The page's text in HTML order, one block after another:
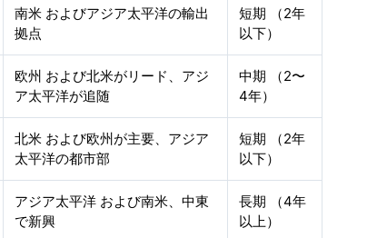
南米 およびアジア太平洋の輸出
拠点
短期 （2年
以下）
欧州 および北米がリード、アジ
ア太平洋が追随
中期 （2〜
4年）
北米 および欧州が主要、アジア
太平洋の都市部
短期 （2年
以下）
アジア太平洋 および南米、中東
で新興
長期 （4年
以上）